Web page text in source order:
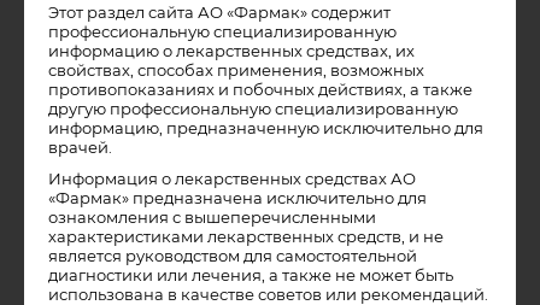
19.04.2022
Как предотвратить грипп и
ОРВИ
Этот раздел сайта АО «Фармак» содержит
профессиональную специализированную
информацию о лекарственных средствах, их
свойствах, способах применения, возможных
противопоказаниях и побочных действиях, а также
другую профессиональную специализированную
информацию, предназначенную исключительно для
врачей.
Информация о лекарственных средствах АО
«Фармак» предназначена исключительно для
ознакомления с вышеперечисленными
характеристиками лекарственных средств, и не
является руководством для самостоятельной
диагностики или лечения, а также не может быть
использована в качестве советов или рекомендаций.